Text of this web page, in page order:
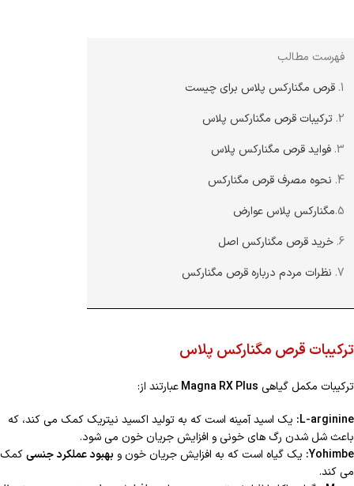
فهرست مطالب
1. قرص مگنارکس پلاس برای چیست
2. ترکیبات قرص مگنارکس پلاس
3. فواید قرص مگنارکس پلاس
4. نحوه مصرف قرص مگنارکس
5. مگنارکس پلاس عوارض
6. خرید قرص مگنارکس اصل
7. نظرات مردم درباره قرص مگنارکس
ترکیبات قرص مگنارکس پلاس
ترکیبات مکمل گیاهی Magna RX Plusعبارتند از:
L-arginine: یک اسید آمینه است که به تولید اکسید نیتریک کمک می کند، که
باعث شل شدن رگ های خونی و افزایش جریان خون می شود.
Yohimbe: یک گیاه است که به افزایش جریان خون و بهبود عملکرد جنسیکمک
می کند.